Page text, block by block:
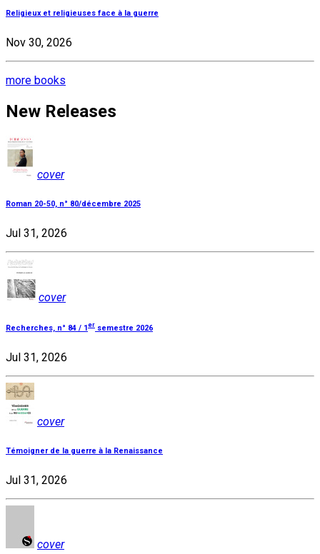
Religieux et religieuses face à la guerre
Nov 30, 2026
more books
New Releases
cover
Roman 20-50, n° 80/décembre 2025
Jul 31, 2026
cover
Recherches, n° 84 / 1 er semestre 2026
Jul 31, 2026
cover
Témoigner de la guerre à la Renaissance
Jul 31, 2026
cover